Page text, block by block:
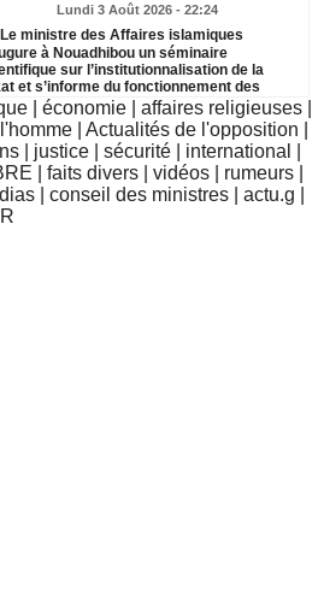
Lundi 3 Août 2026 - 22:24
Le ministre des Affaires islamiques
à Nouadhibou un séminaire
sur l’institutionnalisation de la
et s’informe du fonctionnement des
relevant du secteur
économie affaires religieuses
Actualités de l'opposition
justice sécurité international
faits divers vidéos rumeurs
conseil des ministres actu.g